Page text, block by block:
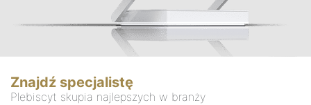
Znajdź specjalistę
Plebiscyt skupia najlepszych w branży